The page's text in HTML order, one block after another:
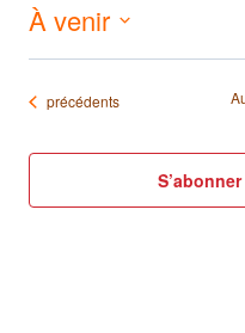
À venir
Sélectionnez
Évènements
précédents